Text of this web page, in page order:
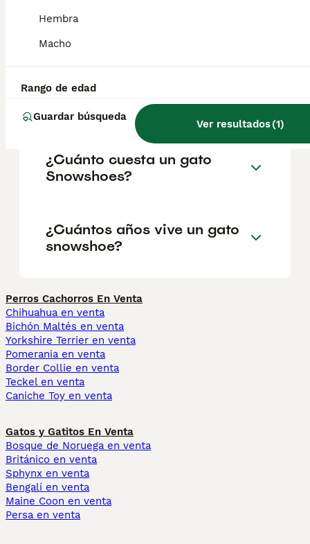
Hembra
Macho
Rango de edad
Guardar búsqueda
Ver resultados(1)
inclinados, y las orejas, bastante separadas,
son largas y puntiagudas.
¿El gato Snowshoe es de
¿Cuánto cuesta un gato
Snowshoes?
¿Cuántos años vive un gato
snowshoe?
Perros Cachorros En Venta
Chihuahua en venta
Bichón Maltés en venta
Yorkshire Terrier en venta
Pomerania en venta
Border Collie en venta
Teckel en venta
Caniche Toy en venta
Gatos y Gatitos En Venta
Bosque de Noruega en venta
Británico en venta
Sphynx en venta
Bengalí en venta
Maine Coon en venta
Persa en venta